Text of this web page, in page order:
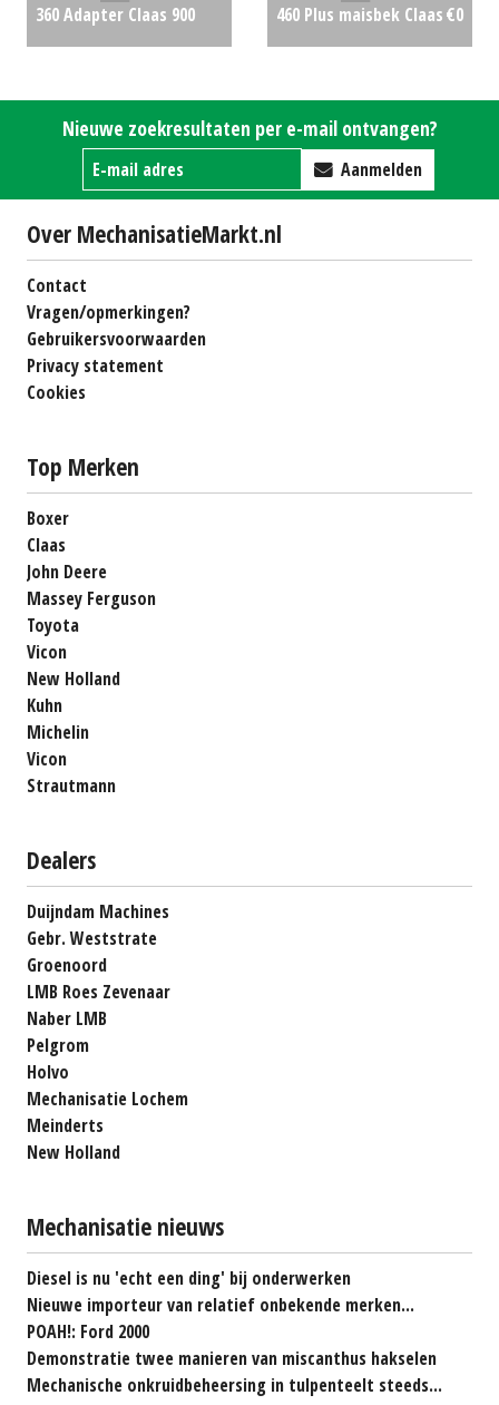
360 Adapter Claas 900
460 Plus maisbek Claas€0
Nieuwe zoekresultaten per e-mail ontvangen?
Aanmelden
Over MechanisatieMarkt.nl
Contact
Vragen/opmerkingen?
Gebruikersvoorwaarden
Privacy statement
Cookies
Top Merken
Boxer
Claas
John Deere
Massey Ferguson
Toyota
Vicon
New Holland
Kuhn
Michelin
Vicon
Strautmann
Dealers
Duijndam Machines
Gebr. Weststrate
Groenoord
LMB Roes Zevenaar
Naber LMB
Pelgrom
Holvo
Mechanisatie Lochem
Meinderts
New Holland
Mechanisatie nieuws
Diesel is nu 'echt een ding' bij onderwerken
Nieuwe importeur van relatief onbekende merken...
POAH!: Ford 2000
Demonstratie twee manieren van miscanthus hakselen
Mechanische onkruidbeheersing in tulpenteelt steeds...